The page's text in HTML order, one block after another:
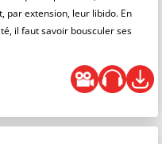
par extension, leur libido. En
il faut savoir bousculer ses